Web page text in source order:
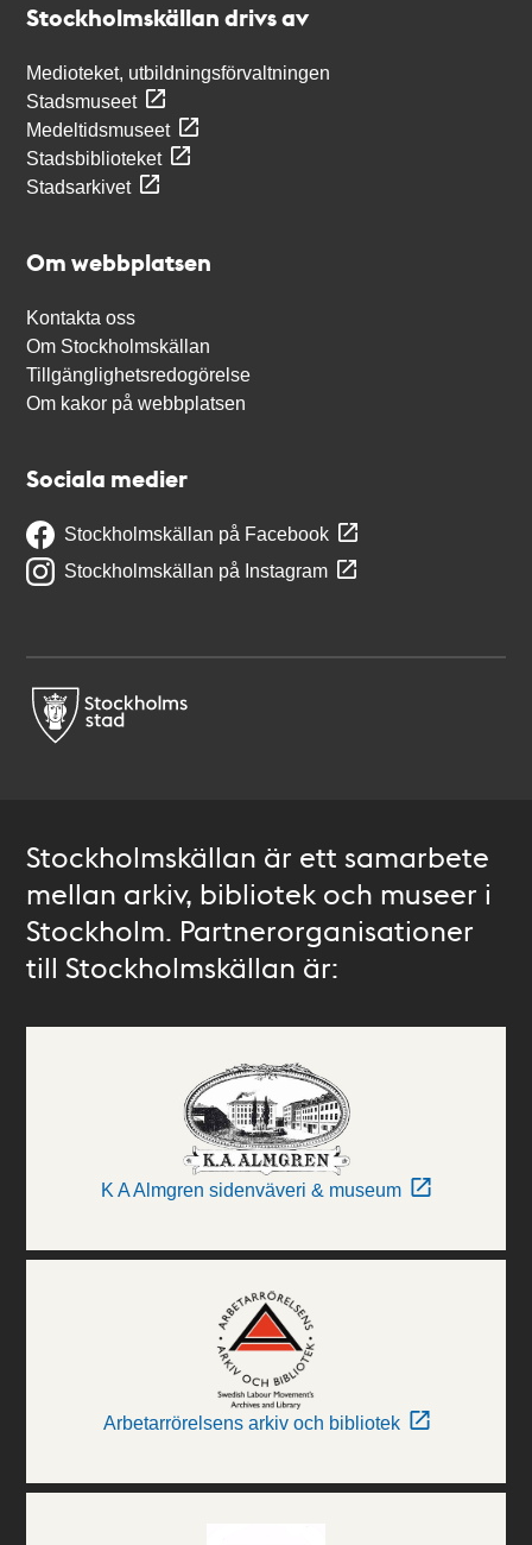
Stockholmskällan drivs av
Medioteket, utbildningsförvaltningen
Stadsmuseet
Medeltidsmuseet
Stadsbiblioteket
Stadsarkivet
Om webbplatsen
Kontakta oss
Om Stockholmskällan
Tillgänglighetsredogörelse
Om kakor på webbplatsen
Sociala medier
Stockholmskällan på Facebook
Stockholmskällan på Instagram
Stockholmskällan är ett samarbete
mellan arkiv, bibliotek och museer i
Stockholm. Partnerorganisationer
till Stockholmskällan är:
K A Almgren sidenväveri & museum
Arbetarrörelsens arkiv och bibliotek